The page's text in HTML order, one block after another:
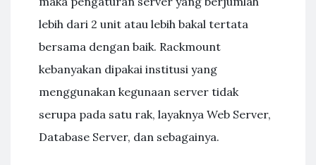
lebih dari 2 unit atau lebih bakal tertata
bersama dengan baik. Rackmount
kebanyakan dipakai institusi yang
menggunakan kegunaan server tidak
serupa pada satu rak, layaknya Web Server,
Database Server, dan sebagainya.